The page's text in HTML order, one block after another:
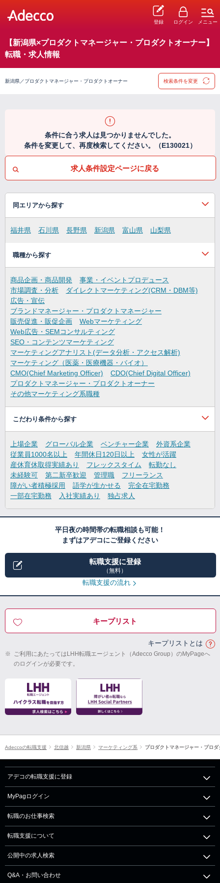
登録 ログイン メニュー
【新潟県×プロダクトマネージャー・プロダクトオーナー】
転職・求人情報
新潟県／プロダクトマネージャー・プロダクトオーナー 検索条件を変更
条件に合う求人は見つかりませんでした。
条件を変更して、再度検索してください。（E130021）
求人条件設定ページに戻る
同エリアから探す
福井県 石川県 長野県 新潟県 富山県 山梨県
職種から探す
商品企画・商品開発
事業・イベントプロデュース
市場調査・分析
ダイレクトマーケティング(CRM・DBM等)
広告・宣伝
ブランドマネージャー・プロダクトマネージャー
販売促進・販促企画
Webマーケティング
Web広告・SEMコンサルティング
SEO・コンテンツマーケティング
マーケティングアナリスト(データ分析・アクセス解析)
マーケティング（医薬・医療機器・バイオ）
CMO(Chief Marketing Officer)
CDO(Chief Digital Officer)
プロダクトマネージャー・プロダクトオーナー
その他マーケティング系職種
こだわり条件から探す
上場企業 グローバル企業 ベンチャー企業
外資系企業
従業員1000名以上
年間休日120日以上
女性が活躍
産休育休取得実績あり
フレックスタイム
転勤なし
未経験可
第二新卒歓迎 管理職
フリーランス
障がい者積極採用
語学が生かせる
完全在宅勤務
一部在宅勤務
入社実績あり 独占求人
平日夜の時間帯の転職相談も可能！
まずはアデコにご登録ください
転職支援に登録
（無料）
転職支援の流れ
キープリスト
キープリストとは
※ ご利用にあたってはLHH転職エージェント（Adecco Group）のMyPageへ
のログインが必要です。
Adeccoの転職支援 北信越 新潟県 マーケティング系 プロダクトマネージャー・プロダ
アデコの転職支援に登録
MyPagログイン
転職のお仕事検索
転職支援について
公開中の求人検索
Q&A・お問い合わせ